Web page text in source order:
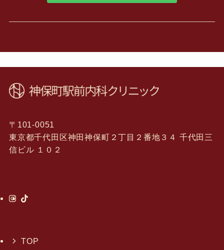
〒101-0051
東京都千代田区神田神保町２丁目２番地３４ 千代田三
信ビル １０２
TOP